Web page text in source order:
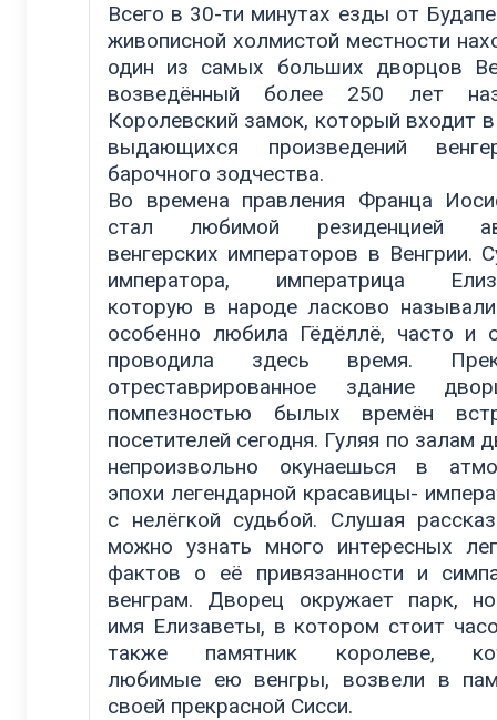
Всего в 30-ти минутах езды от
живописной холмистой местности
один из самых больших дворцов
возведённый более 250 лет
Королевский замок, который входит
выдающихся произведений
барочного зодчества.
Во времена правления Франца
стал любимой резиденцией
венгерских императоров в Венгрии.
императора, императрица
которую в народе ласково
особенно любила Гёдёллё, часто и
проводила здесь время.
отреставрированное здание
помпезностью былых времён
посетителей сегодня. Гуляя по залам
непроизвольно окунаешься в
эпохи легендарной красавицы-
с нелёгкой судьбой. Слушая
можно узнать много интересных
фактов о её привязанности и
венграм. Дворец окружает парк,
имя Елизаветы, в котором стоит
также памятник королеве,
любимые ею венгры, возвели в
своей прекрасной Сисси.